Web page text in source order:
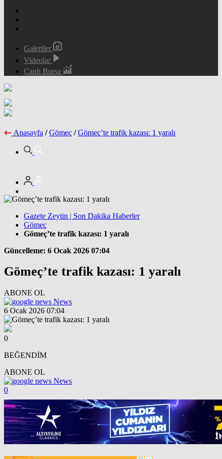
Galeriler
Videolar
Canlı Borsa
Anasayfa / Gömeç / Gömeç’te trafik kazası: 1 yaralı
Gazete Zeytin | Son Dakika Haberler
Gömeç
Gömeç’te trafik kazası: 1 yaralı
Güncelleme: 6 Ocak 2026 07:04
Gömeç’te trafik kazası: 1 yaralı
ABONE OL
News
6 Ocak 2026 07:04
0
BEĞENDİM
ABONE OL
News
0